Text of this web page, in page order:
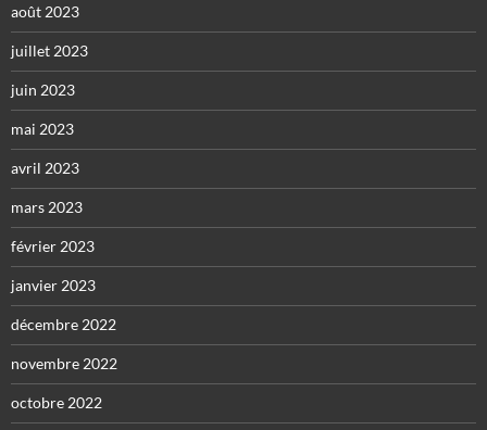
août 2023
juillet 2023
juin 2023
mai 2023
avril 2023
mars 2023
février 2023
janvier 2023
décembre 2022
novembre 2022
octobre 2022